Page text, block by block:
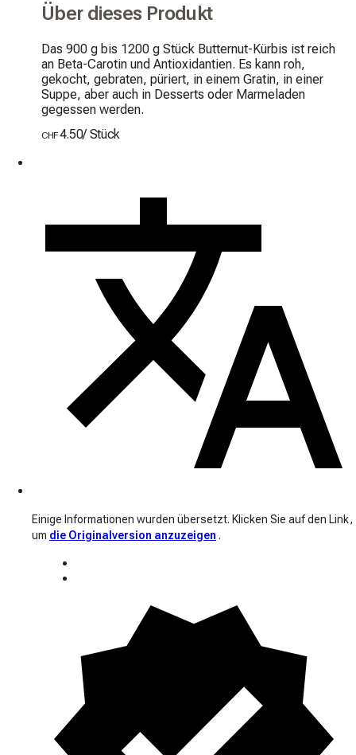
Über dieses Produkt
Das 900 g bis 1200 g Stück Butternut-Kürbis ist reich
an Beta-Carotin und Antioxidantien. Es kann roh,
gekocht, gebraten, püriert, in einem Gratin, in einer
Suppe, aber auch in Desserts oder Marmeladen
gegessen werden.
CHF4.50/ Stück
Einige Informationen wurden übersetzt. Klicken Sie auf den Link,
um die Originalversion anzuzeigen .